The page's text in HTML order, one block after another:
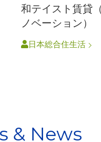
和テイスト賃貸
ノベーション）
日本総合住生活